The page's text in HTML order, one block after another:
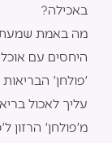
באכילה?
מה באמת שמעת
היחסים עם אוכל
'פולחן'
עליך לאכול בריא
מ'פולחן' הרזון